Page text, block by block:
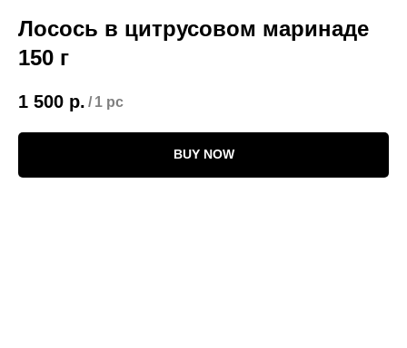
Лосось в цитрусовом маринаде
150 г
1 500 р. / 1 pc
BUY NOW